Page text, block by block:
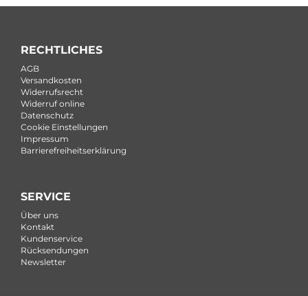
RECHTLICHES
AGB
Versandkosten
Widerrufsrecht
Widerruf online
Datenschutz
Cookie Einstellungen
Impressum
Barrierefreiheitserklärung
SERVICE
Über uns
Kontakt
Kundenservice
Rücksendungen
Newsletter